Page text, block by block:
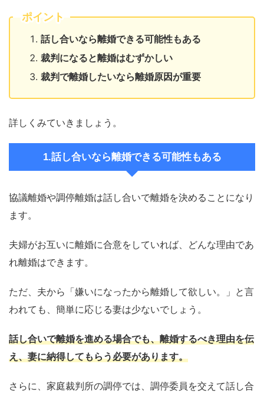
ポイント
話し合いなら離婚できる可能性もある
裁判になると離婚はむずかしい
裁判で離婚したいなら離婚原因が重要
詳しくみていきましょう。
1.話し合いなら離婚できる可能性もある
協議離婚や調停離婚は話し合いで離婚を決めることになり
ます。
夫婦がお互いに離婚に合意をしていれば、どんな理由であ
れ離婚はできます。
ただ、夫から「嫌いになったから離婚して欲しい。」と言
われても、簡単に応じる妻は少ないでしょう。
話し合いで離婚を進める場合でも、離婚するべき理由を伝
え、妻に納得してもらう必要があります。
さらに、家庭裁判所の調停では、調停委員を交えて話し合